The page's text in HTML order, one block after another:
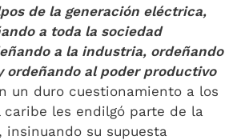
de la generación eléctrica,
a toda la sociedad
a la industria, ordeñando
ordeñando al poder productivo
un duro cuestionamiento a los
caribe les endilgó parte de la
insinuando su supuesta